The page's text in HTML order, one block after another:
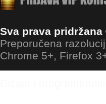
Sva prava
Preporučena
Chrome 5+, Firefox